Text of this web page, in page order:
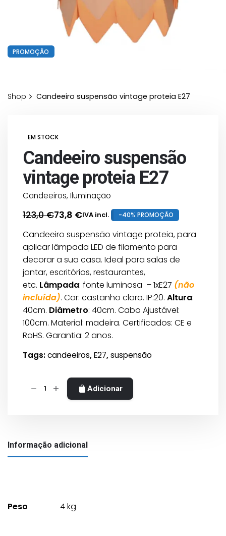
PROMOÇÃO
Shop Candeeiro suspensão vintage proteia E27
EM STOCK
Candeeiro suspensão
vintage proteia E27
Candeeiros, Iluminação
123,0€
O
preço
original
era:
123,0 €.
73,8 €
O
preço
atual
é:
73,8 €.
IVA incl. -40% PROMOÇÃO
Candeeiro suspensão vintage proteia, para
aplicar lâmpada LED de filamento para
decorar a sua casa. Ideal para salas de
jantar, escritórios, restaurantes,
etc. Lâmpada: fonte luminosa – 1xE27 (não
incluída). Cor: castanho claro. IP:20. Altura:
40cm. Diâmetro: 40cm. Cabo Ajustável:
100cm. Material: madeira. Certificados: CE e
RoHS. Garantia: 2 anos.
Tags:candeeiros,E27,suspensão
Quantidade
proteia
E27
Adicionar
Informação adicional
Peso 4 kg